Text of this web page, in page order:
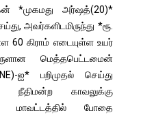
*முகமது அர்ஷத்(20)*
அவர்களிடமிருந்து *ரூ.
60 கிராம் எடையுள்ள உயர்
மெத்தபெட்டமைன்
ஐ* பறிமுதல் செய்து
நீதிமன்ற காவலுக்கு
மாவட்டத்தில் போதை